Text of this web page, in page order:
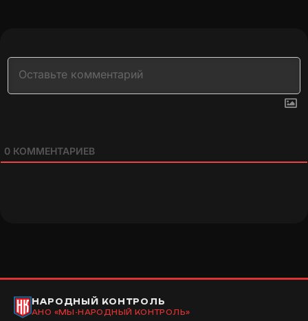
0 КОММЕНТАРИЕВ
НАРОДНЫЙ КОНТРОЛЬ
АНО «МЫ-НАРОДНЫЙ КОНТРОЛЬ»